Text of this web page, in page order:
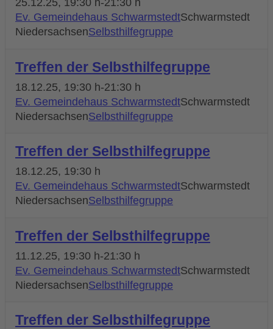
25.12.25, 19:30 h-21:30 h
Ev. Gemeindehaus SchwarmstedtSchwarmstedt
NiedersachsenSelbsthilfegruppe
Treffen der Selbsthilfegruppe
18.12.25, 19:30 h-21:30 h
Ev. Gemeindehaus SchwarmstedtSchwarmstedt
NiedersachsenSelbsthilfegruppe
Treffen der Selbsthilfegruppe
18.12.25, 19:30 h
Ev. Gemeindehaus SchwarmstedtSchwarmstedt
NiedersachsenSelbsthilfegruppe
Treffen der Selbsthilfegruppe
11.12.25, 19:30 h-21:30 h
Ev. Gemeindehaus SchwarmstedtSchwarmstedt
NiedersachsenSelbsthilfegruppe
Treffen der Selbsthilfegruppe